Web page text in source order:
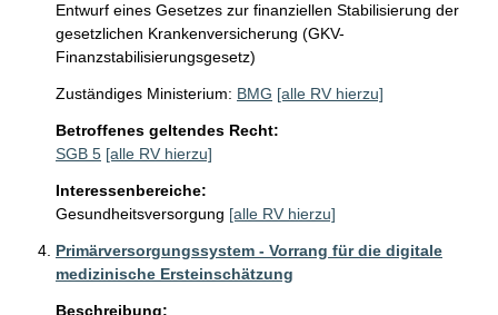
Entwurf eines Gesetzes zur finanziellen Stabilisierung der
gesetzlichen Krankenversicherung (GKV-
Finanzstabilisierungsgesetz)
Zuständiges Ministerium: BMG [alle RV hierzu]
Betroffenes geltendes Recht:
SGB 5 [alle RV hierzu]
Interessenbereiche:
Gesundheitsversorgung [alle RV hierzu]
Primärversorgungssystem - Vorrang für die digitale
medizinische Ersteinschätzung
Beschreibung: